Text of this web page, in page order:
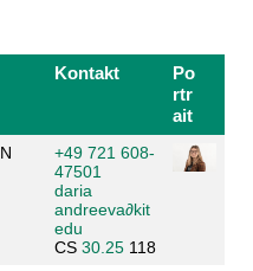
Kontakt
Po
rtr
ait
+49 721 608-
47501
daria
andreeva∂kit
edu
CS 30.25118